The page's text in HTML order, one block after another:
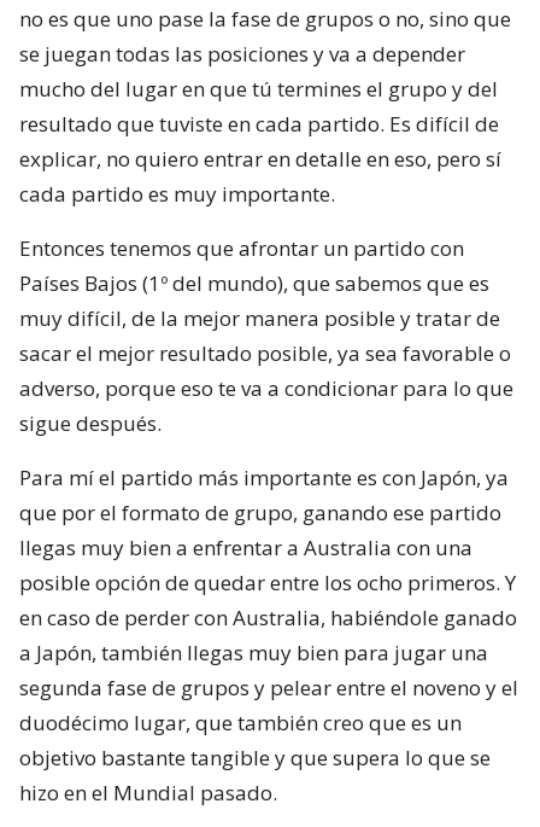
no es que uno pase la fase de grupos o no, sino que
se juegan todas las posiciones y va a depender
mucho del lugar en que tú termines el grupo y del
resultado que tuviste en cada partido. Es difícil de
explicar, no quiero entrar en detalle en eso, pero sí
cada partido es muy importante.
Entonces tenemos que afrontar un partido con
Países Bajos (1º del mundo), que sabemos que es
muy difícil, de la mejor manera posible y tratar de
sacar el mejor resultado posible, ya sea favorable o
adverso, porque eso te va a condicionar para lo que
sigue después.
Para mí el partido más importante es con Japón, ya
que por el formato de grupo, ganando ese partido
llegas muy bien a enfrentar a Australia con una
posible opción de quedar entre los ocho primeros. Y
en caso de perder con Australia, habiéndole ganado
a Japón, también llegas muy bien para jugar una
segunda fase de grupos y pelear entre el noveno y el
duodécimo lugar, que también creo que es un
objetivo bastante tangible y que supera lo que se
hizo en el Mundial pasado.